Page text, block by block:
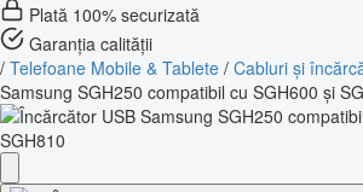
Plată 100% securizată
Garanția calității
/ Telefoane Mobile & Tablete / Cabluri și
Samsung SGH250 compatibil cu SGH600 și